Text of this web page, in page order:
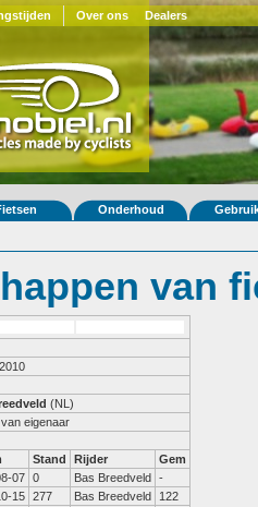
Over ons Dealers
Onderhoud
van
(NL)
eigenaar
Stand Rijder
Gem
07 0 Bas Breedveld -
15 277 Bas Breedveld
122